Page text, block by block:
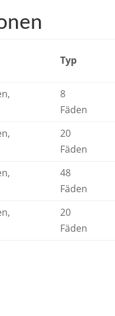
Typ
8
Fäden
20
Fäden
48
Fäden
20
Fäden